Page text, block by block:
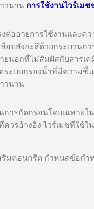
วนาน การใช้งานไวร์เมช
งต่ออายุการใช้งานและ
อบสังกะสีด้วยกระบวนก
นอกที่ไม่สัมผัสกับสารเค
ะบบกรองน้ำที่มีความชื้น
วนาน
การกัดกร่อนโดยเฉพาะ
วรอ้างอิง ไวร์เมชที่ใช้ใ
สริมคอนกรีต กำหนดข้อก